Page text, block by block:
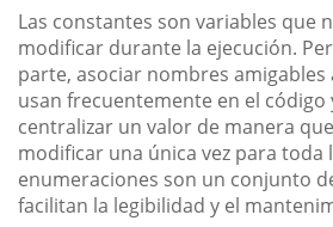
Las constantes son variables que
modificar durante la ejecución.
parte, asociar nombres amigables
usan frecuentemente en el
centralizar un valor de manera
modificar una única vez para toda
enumeraciones son un conjunto
facilitan la legibilidad y el